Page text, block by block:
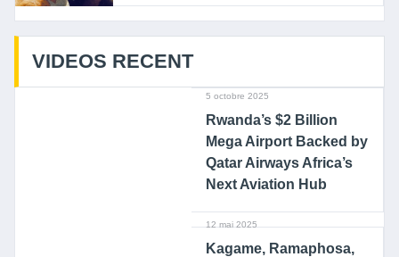
VIDEOS RECENT
5 octobre 2025
Rwanda’s $2 Billion
Mega Airport Backed by
Qatar Airways Africa’s
Next Aviation Hub
12 mai 2025
Kagame, Ramaphosa,